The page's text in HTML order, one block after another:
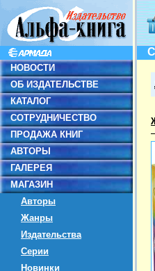
НОВОСТИ
ОБ ИЗДАТЕЛЬСТВЕ
КАТАЛОГ
СОТРУДНИЧЕСТВО
ПРОДАЖА КНИГ
АВТОРЫ
ГАЛЕРЕЯ
МАГАЗИН
Авторы
Жанры
Издательства
Серии
Новинки